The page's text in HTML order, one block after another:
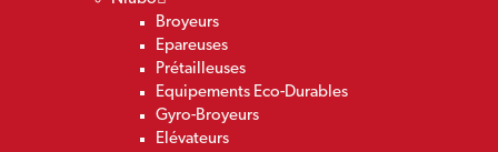
Broyeurs
Epareuses
Prétailleuses
Equipements Eco-Durables
Gyro-Broyeurs
Elévateurs